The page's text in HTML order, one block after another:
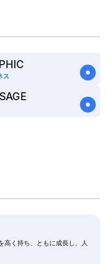
ス
高く持ち、ともに成長し、人